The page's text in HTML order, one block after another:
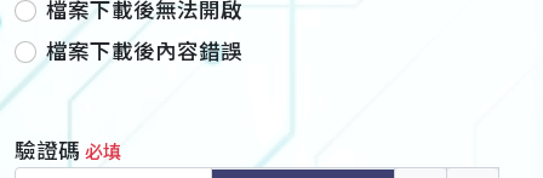
檔案下載後無法開啟
檔案下載後內容錯誤
驗證碼 必填